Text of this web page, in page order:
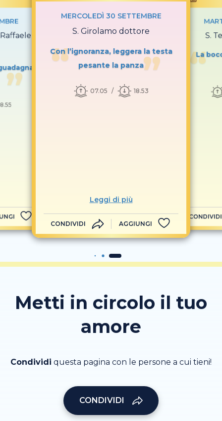
MERCOLEDÌ 30 SETTEMBRE
S. Girolamo dottore
Con l’ignoranza, leggera la testa
pesante la panza
07.05 18.53
Leggi di più
CONDIVIDI AGGIUNGI
S.
La
CONDIVIDI
Metti in circolo il tuo
amore
Condividi questa pagina con le persone a cui tieni!
CONDIVIDI